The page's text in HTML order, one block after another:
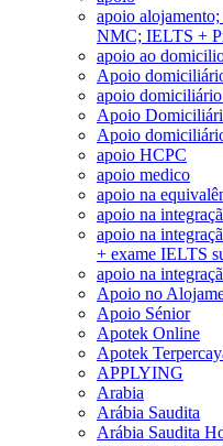
apoio
NMC; IELTS +
apoio ao
Apoio
apoio
Apoio
Apoio
apoio HCPC
apoio medico
apoio na
apoio na
apoio na
+ exame IELTS
apoio na
Apoio no
Apoio Sénior
Apotek Online
Apotek
APPLYING
Arabia
Arábia Saudita
Arábia Saudita